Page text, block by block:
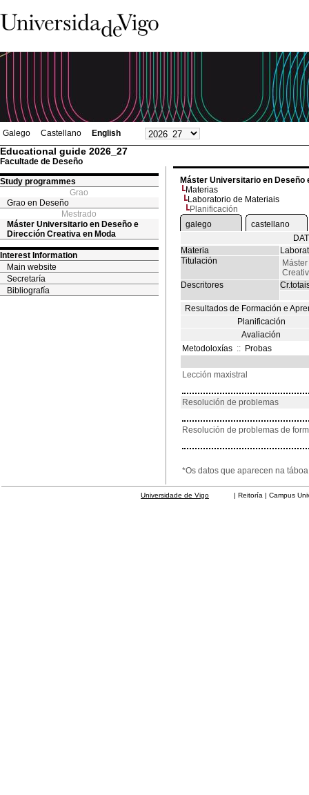
Galego Castellano English
Educational guide 2026_27
Facultade de Deseño
Study programmes
Grao
Grao en Deseño
Mestrado
Máster Universitario en Deseño e
Dirección Creativa en Moda
Interest Information
Main website
Secretaría
Bibliografía
Máster Universitario en Deseño
Materias
Laboratorio de Materiais
Planificación
galego
castellano
Materia
Titulación
Descritores
Resultados de Formación e
Planificación
Avaliación
Metodoloxías :: Probas
Lección maxistral
Resolución de problemas
Resolución de problemas de
*Os datos que aparecen na
Universidade de Vigo | Reitoría | Campus